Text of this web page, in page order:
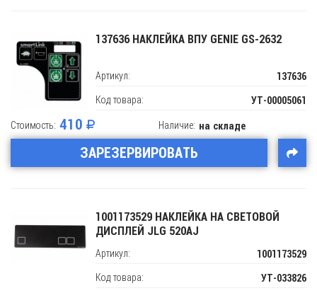
137636 НАКЛЕЙКА ВПУ GENIE GS-2632
Артикул: 137636
Код товара: УТ-00005061
Стоимость: 410
ЗАРЕЗЕРВИРОВАТЬ
Наличие: на складе
1001173529 НАКЛЕЙКА НА СВЕТОВОЙ
ДИСПЛЕЙ JLG 520AJ
Артикул:
1001173529
Код товара: УТ-033826